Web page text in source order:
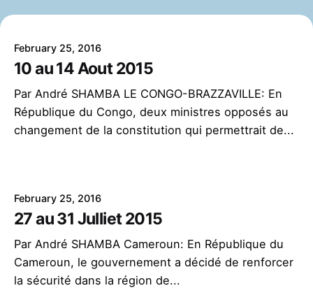
February 25, 2016
10 au 14 Aout 2015
Par André SHAMBA LE CONGO-BRAZZAVILLE: En
République du Congo, deux ministres opposés au
changement de la constitution qui permettrait de...
February 25, 2016
27 au 31 Julliet 2015
Par André SHAMBA Cameroun: En République du
Cameroun, le gouvernement a décidé de renforcer
la sécurité dans la région de...